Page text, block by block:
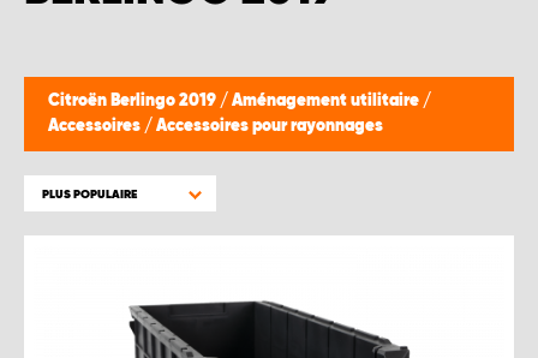
Citroën Berlingo 2019 / Aménagement utilitaire /
Accessoires / Accessoires pour rayonnages
PLUS POPULAIRE
WORK SYSTEM BRUXELLES
WORK SYSTEM LIMBURG-KEMPEN
WORK SYSTEM WEST BY PRO-VAN